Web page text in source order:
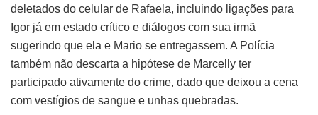
deletados do celular de Rafaela, incluindo ligações para
Igor já em estado crítico e diálogos com sua irmã
sugerindo que ela e Mario se entregassem. A Polícia
também não descarta a hipótese de Marcelly ter
participado ativamente do crime, dado que deixou a cena
com vestígios de sangue e unhas quebradas.